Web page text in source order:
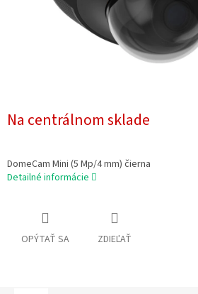
Na centrálnom sklade
DomeCam Mini (5 Mp/4 mm) čierna
Detailné informácie
OPÝTAŤ SA ZDIEĽAŤ